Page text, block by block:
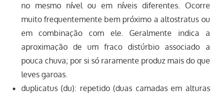
no mesmo nível ou em níveis diferentes. Ocorre
muito frequentemente bem próximo a altostratus ou
em combinação com ele. Geralmente indica a
aproximação de um fraco distúrbio associado a
pouca chuva; por si só raramente produz mais do que
leves garoas.
duplicatus (du): repetido (duas camadas em alturas